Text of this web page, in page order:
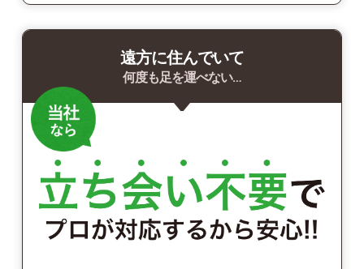
遠方に住んでいて
何度も足を運べない…